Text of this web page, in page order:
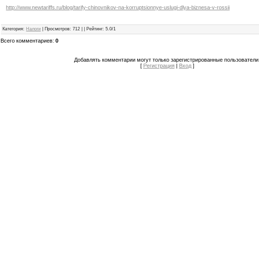
http://www.newtariffs.ru/blog/tarify-chinovnikov-na-korruptsionnye-uslugi-dlya-biznesa-v-rossii
Категория: Налоги Просмотров: 712 | | Рейтинг:5.0/1
Всего комментариев:0
Добавлять комментарии могут только зарегистрированные пользователи.
[ Регистрация | Вход]